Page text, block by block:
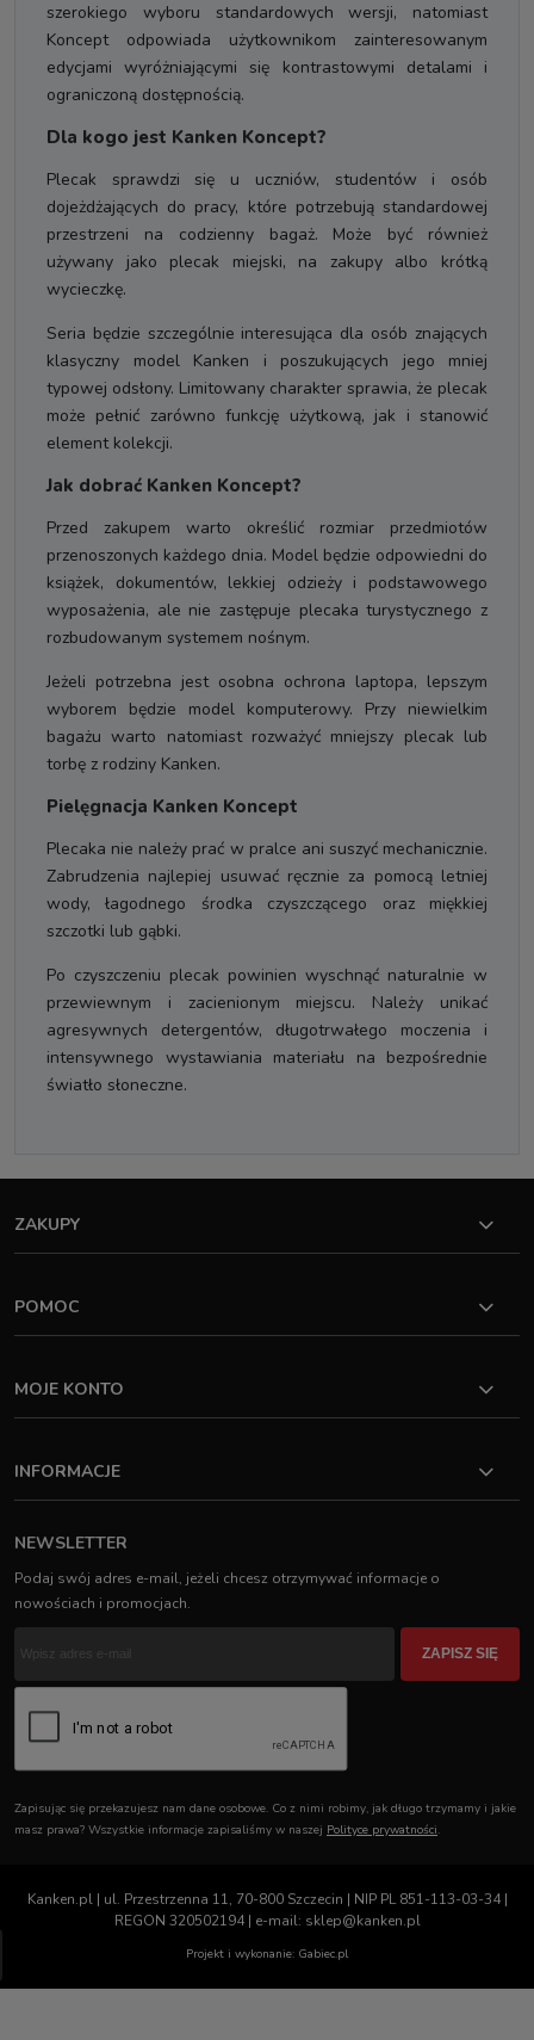
szerokiego wyboru standardowych wersji, natomiast
Koncept odpowiada użytkownikom zainteresowanym
edycjami wyróżniającymi się kontrastowymi detalami i
ograniczoną dostępnością.
Dla kogo jest Kanken Koncept?
Plecak sprawdzi się u uczniów, studentów i osób
dojeżdżających do pracy, które potrzebują standardowej
przestrzeni na codzienny bagaż. Może być również
używany jako plecak miejski, na zakupy albo krótką
wycieczkę.
Seria będzie szczególnie interesująca dla osób znających
klasyczny model Kanken i poszukujących jego mniej
typowej odsłony. Limitowany charakter sprawia, że plecak
może pełnić zarówno funkcję użytkową, jak i stanowić
element kolekcji.
Jak dobrać Kanken Koncept?
Przed zakupem warto określić rozmiar przedmiotów
przenoszonych każdego dnia. Model będzie odpowiedni do
książek, dokumentów, lekkiej odzieży i podstawowego
wyposażenia, ale nie zastępuje plecaka turystycznego z
rozbudowanym systemem nośnym.
Jeżeli potrzebna jest osobna ochrona laptopa, lepszym
wyborem będzie model komputerowy. Przy niewielkim
bagażu warto natomiast rozważyć mniejszy plecak lub
torbę z rodziny Kanken.
Pielęgnacja Kanken Koncept
Plecaka nie należy prać w pralce ani suszyć mechanicznie.
Zabrudzenia najlepiej usuwać ręcznie za pomocą letniej
wody, łagodnego środka czyszczącego oraz miękkiej
szczotki lub gąbki.
Po czyszczeniu plecak powinien wyschnąć naturalnie w
przewiewnym i zacienionym miejscu. Należy unikać
agresywnych detergentów, długotrwałego moczenia i
intensywnego wystawiania materiału na bezpośrednie
światło słoneczne.
ZAKUPY
POMOC
MOJE KONTO
INFORMACJE
NEWSLETTER
Podaj swój adres e-mail, jeżeli chcesz otrzymywać informacje o
nowościach i promocjach.
ZAPISZ SIĘ
Zapisując się przekazujesz nam dane osobowe. Co z nimi robimy, jak długo trzymamy i jakie
masz prawa? Wszystkie informacje zapisaliśmy w naszej Polityce prywatności.
Kanken.pl | ul. Przestrzenna 11, 70-800 Szczecin | NIP PL 851-113-03-34 |
REGON 320502194 | e-mail: sklep@kanken.pl
Projekt i wykonanie: Gabiec.pl